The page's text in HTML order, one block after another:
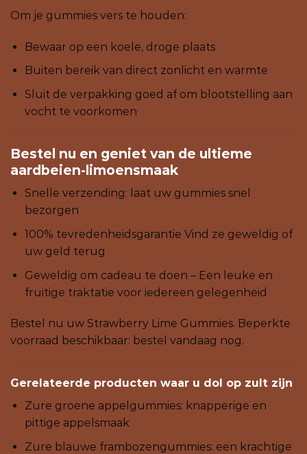
Om je gummies vers te houden:
Bewaar op een koele, droge plaats
Buiten bereik van direct zonlicht en warmte
Sluit de verpakking goed af om blootstelling aan
vocht te voorkomen
Bestel nu en geniet van de ultieme
aardbeien-limoensmaak
Snelle verzending: laat uw gummies snel
bezorgen
100% tevredenheidsgarantie Vind ze geweldig of
uw geld terug
Geweldig om cadeau te doen – Een leuke en
fruitige traktatie voor iedereen gelegenheid
Bestel nu uw Strawberry Lime Gummies. Beperkte
voorraad beschikbaar: bestel vandaag nog.
Gerelateerde producten waar u dol op zult zijn
Zure groene appelgummies: knapperige en
pittige appelsmaak
Zure blauwe frambozengummies: een krachtige